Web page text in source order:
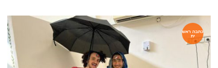
כתבה ראש
ית